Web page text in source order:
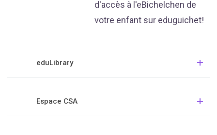
d'accès à l'eBichelchen de
votre enfant sur eduguichet!
eduLibrary
Espace CSA